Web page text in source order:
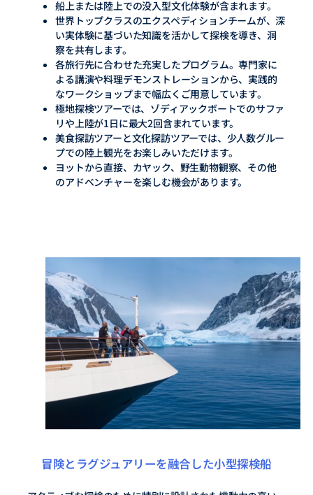
船上または陸上での没入型文化体験が含まれます。
世界トップクラスのエクスペディションチームが、深
い実体験に基づいた知識を活かして探検を導き、洞
察を共有します。
各旅行先に合わせた充実したプログラム。専門家に
よる講演や料理デモンストレーションから、実践的
なワークショップまで幅広くご用意しています。
極地探検ツアーでは、ゾディアックボートでのサファ
リや上陸が1日に最大2回含まれています。
美食探訪ツアーと文化探訪ツアーでは、少人数グルー
プでの陸上観光をお楽しみいただけます。
ヨットから直接、カヤック、野生動物観察、その他
のアドベンチャーを楽しむ機会があります。
冒険とラグジュアリーを融合した小型探検船